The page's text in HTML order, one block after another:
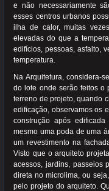
e não necessariamente
esses centros urbanos
ilha de calor, muitas
elevadas do que a
edifícios, pessoas, asfalto,
temperatura.
Na Arquitetura, considera-
do lote onde serão feitos o
terreno de projeto, quando
edificação, observamos os
construção após
mesmo uma poda de uma
um revestimento na
Visto que o arquiteto
acessos, jardins, passeios
direta no microlima, ou
pelo projeto do arquiteto.